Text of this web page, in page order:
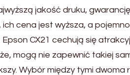
jakość druku,
ich cena jest wyższa, a
Epson CX21 cechują się
mogą nie zapewnić takiej
Wybór między tymi